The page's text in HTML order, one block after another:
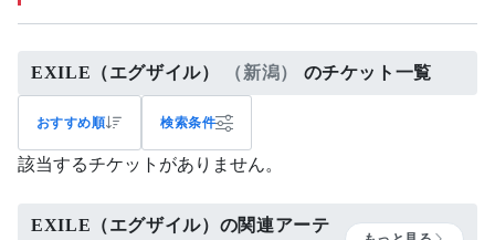
EXILE（エグザイル） （新潟） のチケット一覧
おすすめ順 検索条件
該当するチケットがありません。
EXILE（エグザイル）の関連アーテ